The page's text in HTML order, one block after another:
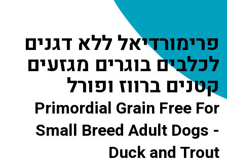
פרימורדיאל ללא דגנים
לכלבים בוגרים מגזעים
קטנים ברווז ופורל
Primordial Grain Free For
Small Breed Adult Dogs -
Duck and Trout